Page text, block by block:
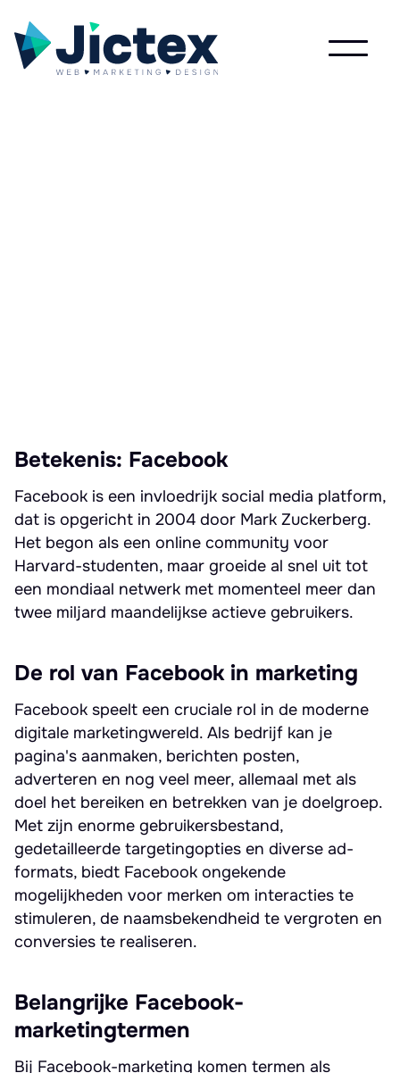
Betekenis: Facebook
Facebook is een invloedrijk social media platform,
dat is opgericht in 2004 door Mark Zuckerberg.
Het begon als een online community voor
Harvard-studenten, maar groeide al snel uit tot
een mondiaal netwerk met momenteel meer dan
twee miljard maandelijkse actieve gebruikers.
De rol van Facebook in marketing
Facebook speelt een cruciale rol in de moderne
digitale marketingwereld. Als bedrijf kan je
pagina's aanmaken, berichten posten,
adverteren en nog veel meer, allemaal met als
doel het bereiken en betrekken van je doelgroep.
Met zijn enorme gebruikersbestand,
gedetailleerde targetingopties en diverse ad-
formats, biedt Facebook ongekende
mogelijkheden voor merken om interacties te
stimuleren, de naamsbekendheid te vergroten en
conversies te realiseren.
Belangrijke Facebook-
marketingtermen
Bij Facebook-marketing komen termen als